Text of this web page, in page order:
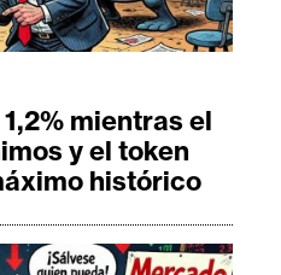
mientras el
y el token
histórico